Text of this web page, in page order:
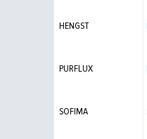
HENGST
PURFLUX
SOFIMA